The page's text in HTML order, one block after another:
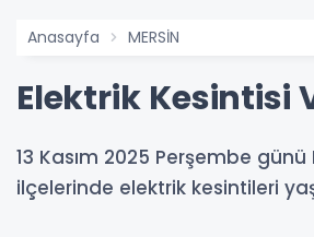
Anasayfa MERSİN
Elektrik Kesintisi
13 Kasım 2025 Perşembe günü
ilçelerinde elektrik kesintileri